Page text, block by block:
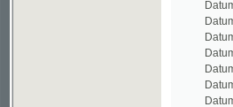
Datum
Datum
Datum
Datum
Datum
Datum
Datum